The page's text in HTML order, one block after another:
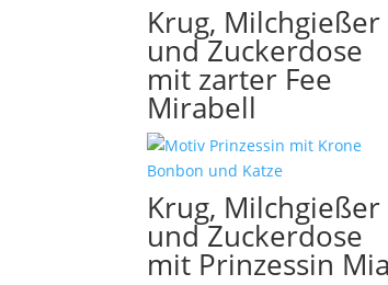
Krug, Milchgießer
und Zuckerdose
mit zarter Fee
Mirabell
Krug, Milchgießer
und Zuckerdose
mit Prinzessin Mia